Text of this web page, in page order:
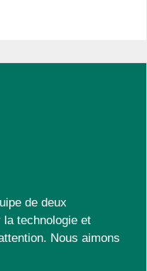
de deux
la technologie et
Nous aimons